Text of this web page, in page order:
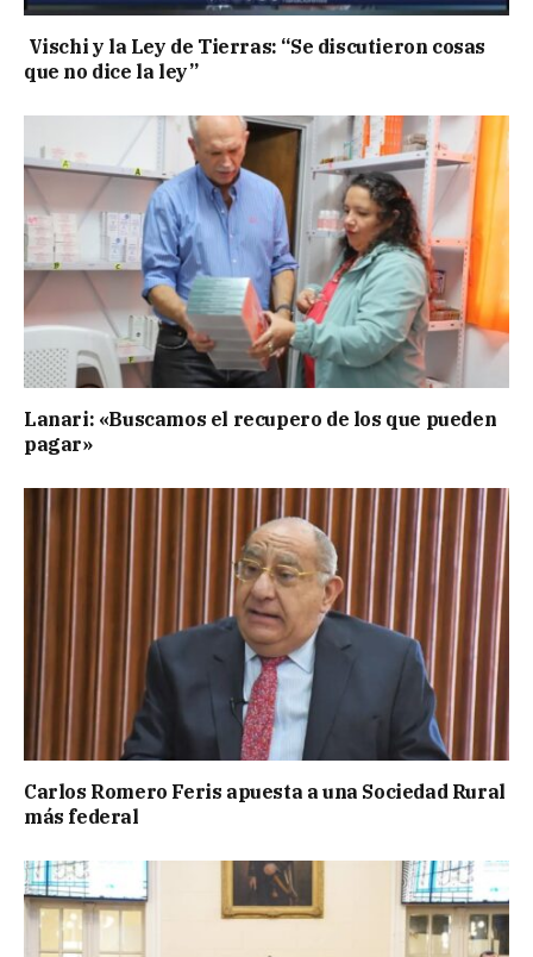
Vischi y la Ley de Tierras: “Se discutieron cosas
que no dice la ley”
Lanari: «Buscamos el recupero de los que pueden
pagar»
Carlos Romero Feris apuesta a una Sociedad Rural
más federal